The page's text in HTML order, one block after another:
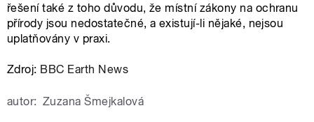
řešení také z toho důvodu, že místní zákony na ochranu
přírody jsou nedostatečné, a existují-li nějaké, nejsou
uplatňovány v praxi.
Zdroj: BBC Earth News
autor: Zuzana Šmejkalová